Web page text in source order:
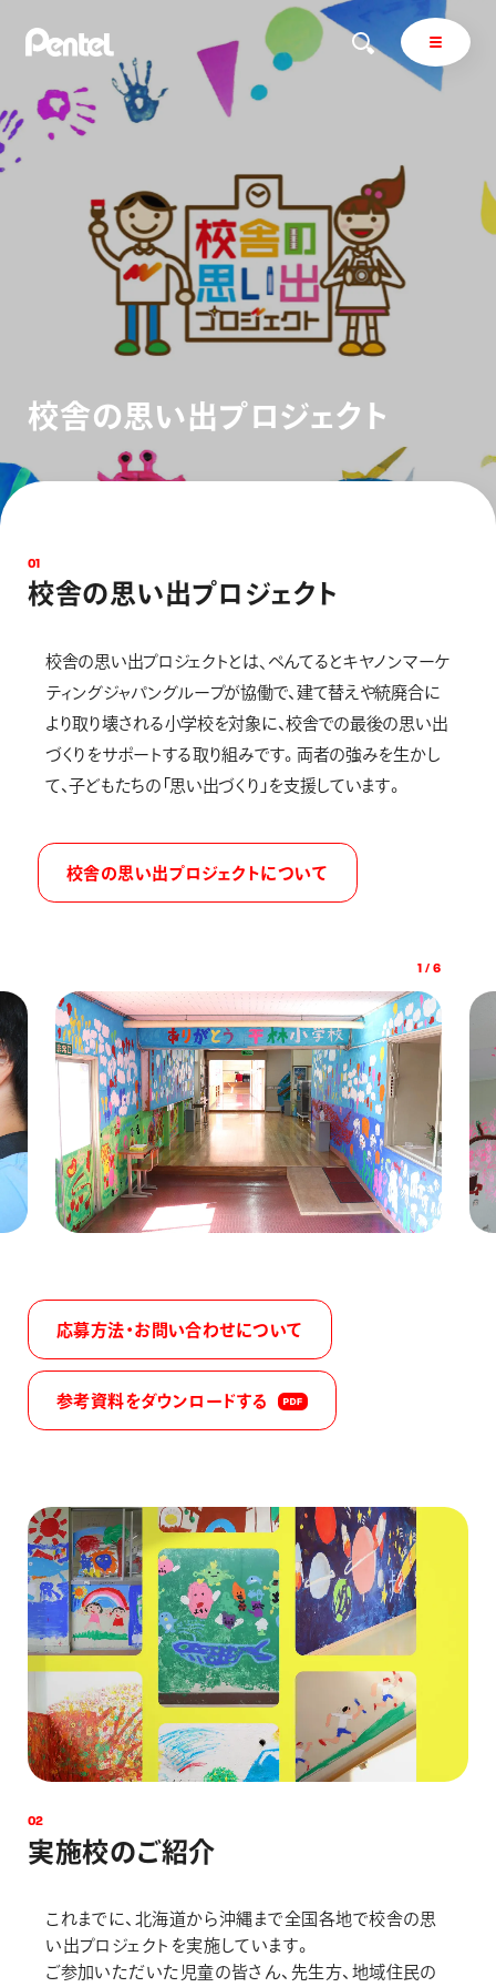
サインペン オレンズ
商品を探す
商品を探すトップ
ボールペン
マーカー
シャープペン
消し具
ブラッシュ（筆）
ぺんてるについて
メッセージ
採用情報
運営会社
校舎の思い出プロジェク ト
01
校舎の思い出プロ ジェク ト
校舎の思い出プロジェクトとは､ぺんてるとキヤノンマーケ
ティングジャパングループが協働で、建て替えや統廃合に
より取り壊される小学校を対象に、校舎での最後の思い出
づくりをサポートする取り組みです。両者の強みを生かし
て、子どもたちの「思い出づくり」を支援しています。
校舎の思い出プロジェクトについて
1 /6
応募方法・お問い合わせについて
参考資料をダウンロードする
02
実施校のご紹介
これまでに、北海道から沖縄まで全国各地で校舎の思
い出プロジェクトを実施しています。
ご参加いただいた児童の皆さん、先生方、地域住民の